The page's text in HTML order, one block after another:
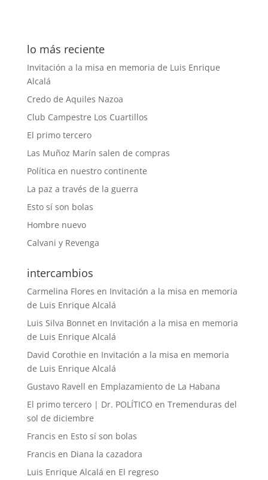
lo más reciente
Invitación a la misa en memoria de Luis Enrique
Alcalá
Credo de Aquiles Nazoa
Club Campestre Los Cuartillos
El primo tercero
Las Muñoz Marín salen de compras
Política en nuestro continente
La paz a través de la guerra
Esto sí son bolas
Hombre nuevo
Calvani y Revenga
intercambios
Carmelina Flores en Invitación a la misa en memoria
de Luis Enrique Alcalá
Luis Silva Bonneten Invitación a la misa en memoria
de Luis Enrique Alcalá
David Corothie en Invitación a la misa en memoria
de Luis Enrique Alcalá
Gustavo Ravell en Emplazamiento de La Habana
El primo tercero | Dr. POLÍTICO en Tremenduras del
sol de diciembre
Francis en Esto sí son bolas
Francis en Diana la cazadora
Luis Enrique Alcalá en El regreso